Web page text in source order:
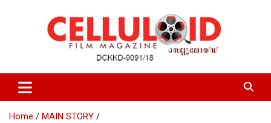
celluloid
Home
MAIN STORY